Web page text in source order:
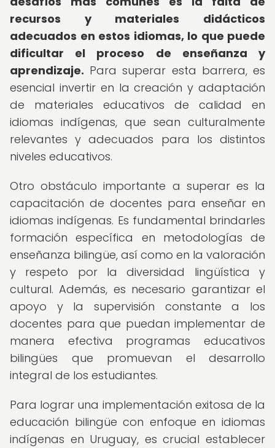
recursos y materiales didácticos
adecuados en estos idiomas, lo que puede
dificultar el proceso de enseñanza y
aprendizaje. Para superar esta barrera, es
esencial invertir en la creación y adaptación
de materiales educativos de calidad en
idiomas indígenas, que sean culturalmente
relevantes y adecuados para los distintos
niveles educativos.
Otro obstáculo importante a superar es la
capacitación de docentes para enseñar en
idiomas indígenas. Es fundamental brindarles
formación específica en metodologías de
enseñanza bilingüe, así como en la valoración
y respeto por la diversidad lingüística y
cultural. Además, es necesario garantizar el
apoyo y la supervisión constante a los
docentes para que puedan implementar de
manera efectiva programas educativos
bilingües que promuevan el desarrollo
integral de los estudiantes.
Para lograr una implementación exitosa de la
educación bilingüe con enfoque en idiomas
indígenas en Uruguay, es crucial establecer